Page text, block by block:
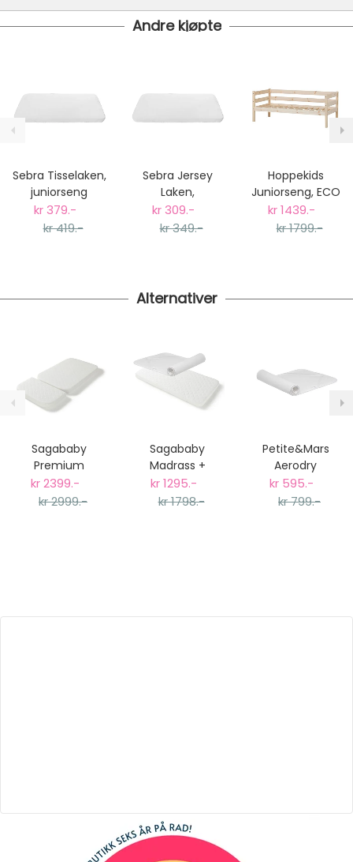
Denne varen er ikke lager hos oss, men vil bli bestilt
Gratis frakt!
- Vi har fri frakt på ordre over 1499.- Dette
gjelder standard postpakke.
Ekspressfrakt med Bring Express og Widerøe koster
Gjennomsnittlig leveringstid hos Mimmis er en til tre
dager fra bestilling til levering.
Vi har fri retur ved bytte.
Andre kjøpte
Sebra Tisselaken,
juniorseng
kr 379.-
kr 419.-
Sebra Jersey
Laken,
Juniorseng
70x160cm. Hvit
kr 309.-
kr 349.-
Hoppekids
Juniorseng, ECO
Comfort, Natur
kr 1439.-
kr 1799.-
Alternativer
Sagababy
Premium
Madrass til Sebra
Baby&Junior
kr 2399.-
kr 2999.-
Sagababy
Madrass +
Aerodry 3D
Madrassbeskyttelse,
kr 1295.-
kr 1798.-
Petite&Mars
Aerodry
60x120cm
kr 595.-
kr 799.-